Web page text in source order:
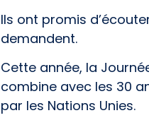
Ils ont promis
demandent.
Cette année, la
combine avec les 30
par les Nations Unies.